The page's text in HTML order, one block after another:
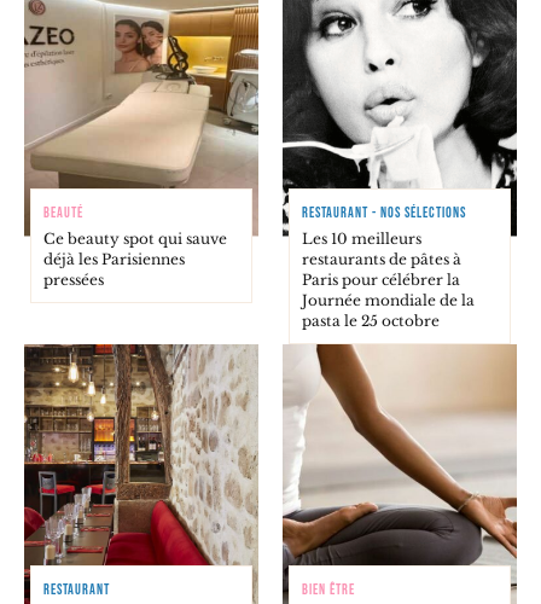
BEAUTÉ
Ce beauty spot qui sauve
déjà les Parisiennes
pressées
RESTAURANT - NOS SÉLECTIONS
Les 10 meilleurs
restaurants de pâtes à
Paris pour célébrer la
Journée mondiale de la
pasta le 25 octobre
RESTAURANT
BIEN ÊTRE